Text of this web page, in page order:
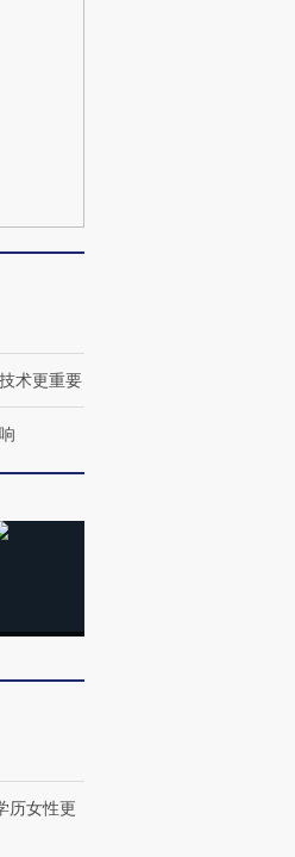
教
机”？难民潮撕裂西班牙
术更重要
历女性更